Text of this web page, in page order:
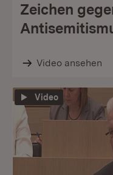
Zeichen
Video ansehen
Video